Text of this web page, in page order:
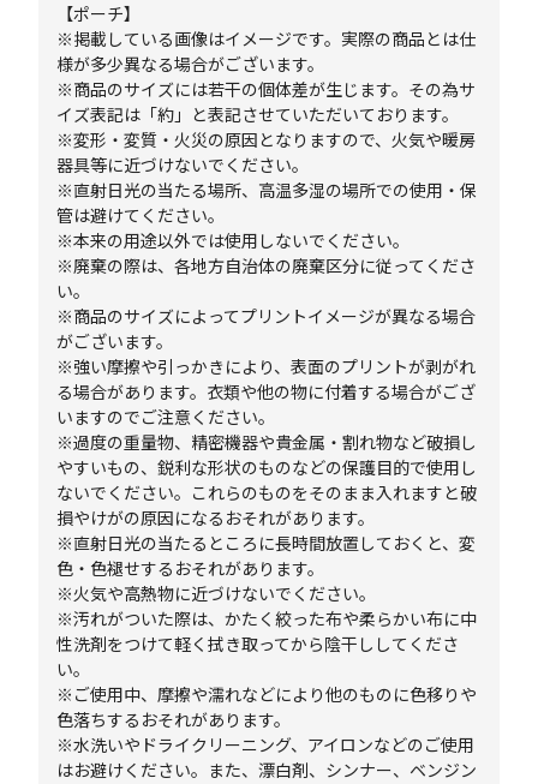
【ポーチ】
※掲載している画像はイメージです。実際の商品とは仕
様が多少異なる場合がございます。
※商品のサイズには若干の個体差が生じます。その為サ
イズ表記は「約」と表記させていただいております。
※変形・変質・火災の原因となりますので、火気や暖房
器具等に近づけないでください。
※直射日光の当たる場所、高温多湿の場所での使用・保
管は避けてください。
※本来の用途以外では使用しないでください。
※廃棄の際は、各地方自治体の廃棄区分に従ってくださ
い。
※商品のサイズによってプリントイメージが異なる場合
がございます。
※強い摩擦や引っかきにより、表面のプリントが剥がれ
る場合があります。衣類や他の物に付着する場合がござ
いますのでご注意ください。
※過度の重量物、精密機器や貴金属・割れ物など破損し
やすいもの、鋭利な形状のものなどの保護目的で使用し
ないでください。これらのものをそのまま入れますと破
損やけがの原因になるおそれがあります。
※直射日光の当たるところに長時間放置しておくと、変
色・色褪せするおそれがあります。
※火気や高熱物に近づけないでください。
※汚れがついた際は、かたく絞った布や柔らかい布に中
性洗剤をつけて軽く拭き取ってから陰干ししてくださ
い。
※ご使用中、摩擦や濡れなどにより他のものに色移りや
色落ちするおそれがあります。
※水洗いやドライクリーニング、アイロンなどのご使用
はお避けください。また、漂白剤、シンナー、ベンジン